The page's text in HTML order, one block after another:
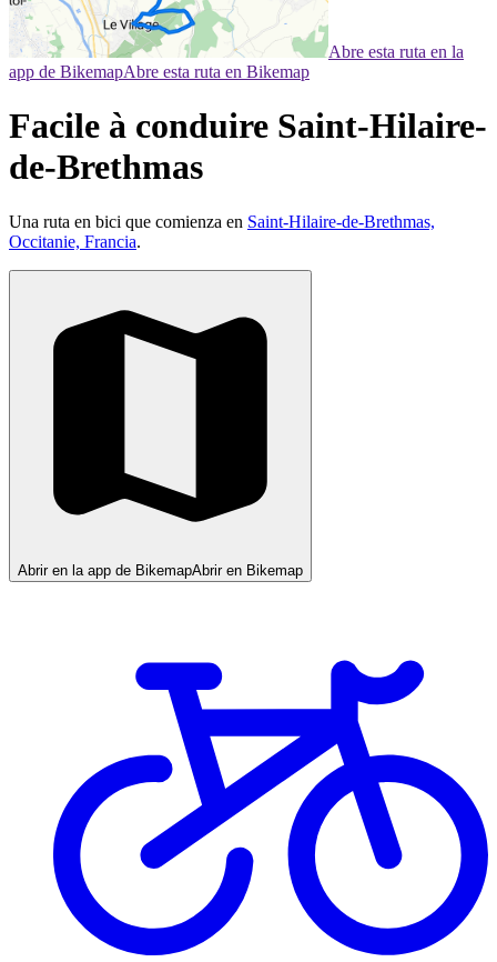
Abre esta ruta en la
app de BikemapAbre esta ruta en Bikemap
Facile à conduire Saint-Hilaire-
de-Brethmas
Una ruta en bici que comienza en Saint-Hilaire-de-Brethmas,
Occitanie, Francia.
Abrir en la app de BikemapAbrir en Bikemap